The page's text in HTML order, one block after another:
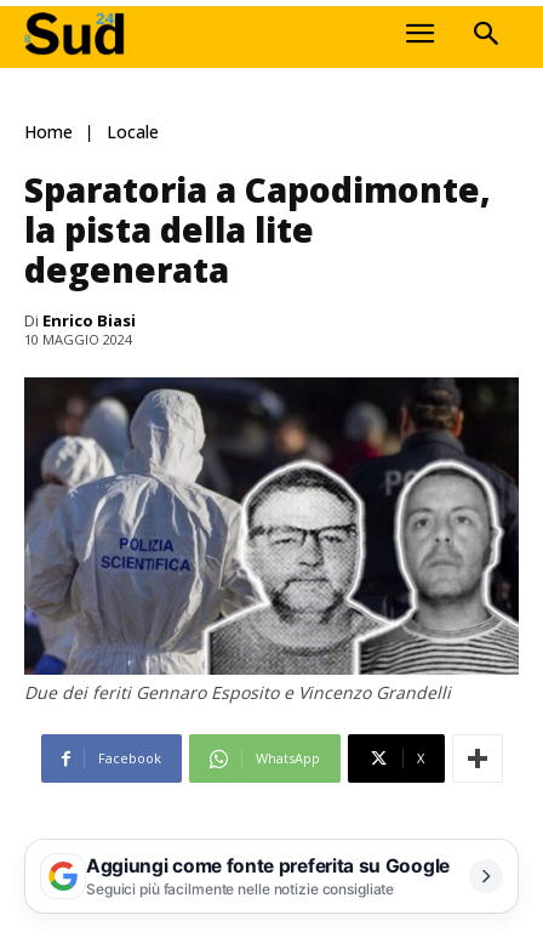
Home Locale
Sparatoria a Capodimonte,
la pista della lite
degenerata
Di Enrico Biasi
10 MAGGIO 2024
Due dei feriti Gennaro Esposito e Vincenzo Grandelli
Facebook WhatsApp X
Aggiungi come fonte preferita su Google
Seguici più facilmente nelle notizie consigliate